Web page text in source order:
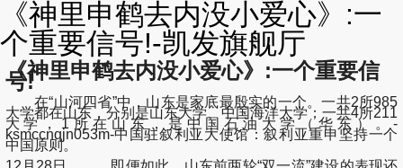
《神里申鹤去内没小爱心》:一
个重要信号!-凯发旗舰厅
《神里申鹤去内没小爱心》:一个重要信
号!
在“山河四省”中，山东是家底最殷实的一个。一共2所985
大学都在山东，分别是山东大学、中国海洋大学；一共4所211
大学，1所在山东，是中国石油大学（华东）。-
ksmccnqjn053m-中国驻叙利亚大使馆：叙利亚重申坚持一个
中国原则。